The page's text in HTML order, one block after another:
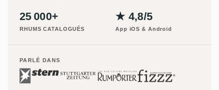
25 000+
RHUMS CATALOGUÉS
★ 4,8/5
App iOS & Android
PARLÉ DANS